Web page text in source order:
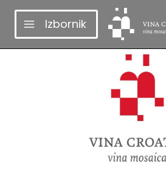
Skip
content
Izbornik